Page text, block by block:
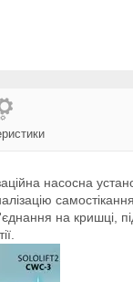
насосна
на